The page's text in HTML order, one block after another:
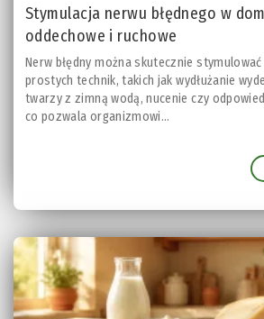
Stymulacja nerwu błędnego w
oddechowe i ruchowe
Nerw błędny można skutecznie
prostych technik, takich jak wydłużanie
twarzy z zimną wodą, nucenie czy
co pozwala organizmowi...